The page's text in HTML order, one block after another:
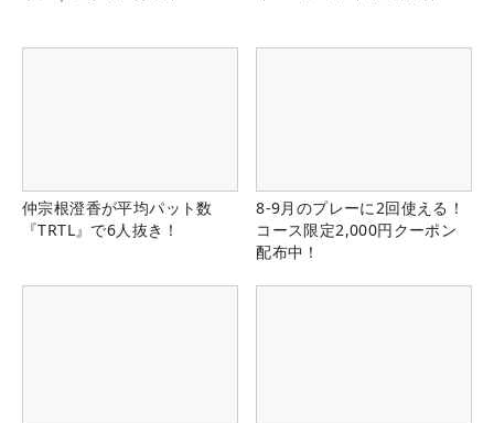
仲宗根澄香が平均パット数
『TRTL』で6人抜き！
8-9月のプレーに2回使える！
コース限定2,000円クーポン
配布中！